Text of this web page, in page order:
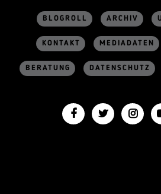
BLOGROLL ARCHIV
KONTAKT MEDIADATEN
BERATUNG DATENSCHUTZ